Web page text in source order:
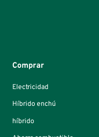
Comprar
Electricidad
Híbrido enchú
híbrido